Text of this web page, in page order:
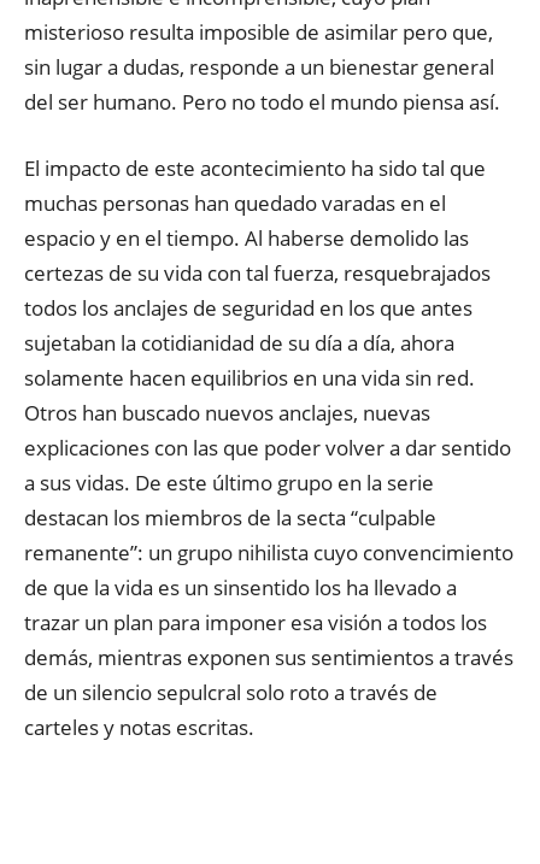
misterioso resulta imposible de asimilar pero que,
sin lugar a dudas, responde a un bienestar general
del ser humano. Pero no todo el mundo piensa así.
El impacto de este acontecimiento ha sido tal que
muchas personas han quedado varadas en el
espacio y en el tiempo. Al haberse demolido las
certezas de su vida con tal fuerza, resquebrajados
todos los anclajes de seguridad en los que antes
sujetaban la cotidianidad de su día a día, ahora
solamente hacen equilibrios en una vida sin red.
Otros han buscado nuevos anclajes, nuevas
explicaciones con las que poder volver a dar sentido
a sus vidas. De este último grupo en la serie
destacan los miembros de la secta “culpable
remanente”: un grupo nihilista cuyo convencimiento
de que la vida es un sinsentido los ha llevado a
trazar un plan para imponer esa visión a todos los
demás, mientras exponen sus sentimientos a través
de un silencio sepulcral solo roto a través de
carteles y notas escritas.